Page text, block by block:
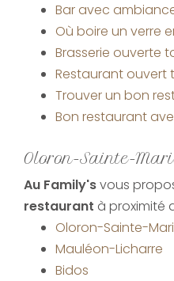
Bar avec
Où boire un verre
Brasserie ouverte
Restaurant ouvert
Trouver un bon
Bon restaurant
Oloron-Sainte-
Au Family'svous
restaurant à proximité
Oloron-Sainte-
Mauléon-Licharre
Bidos